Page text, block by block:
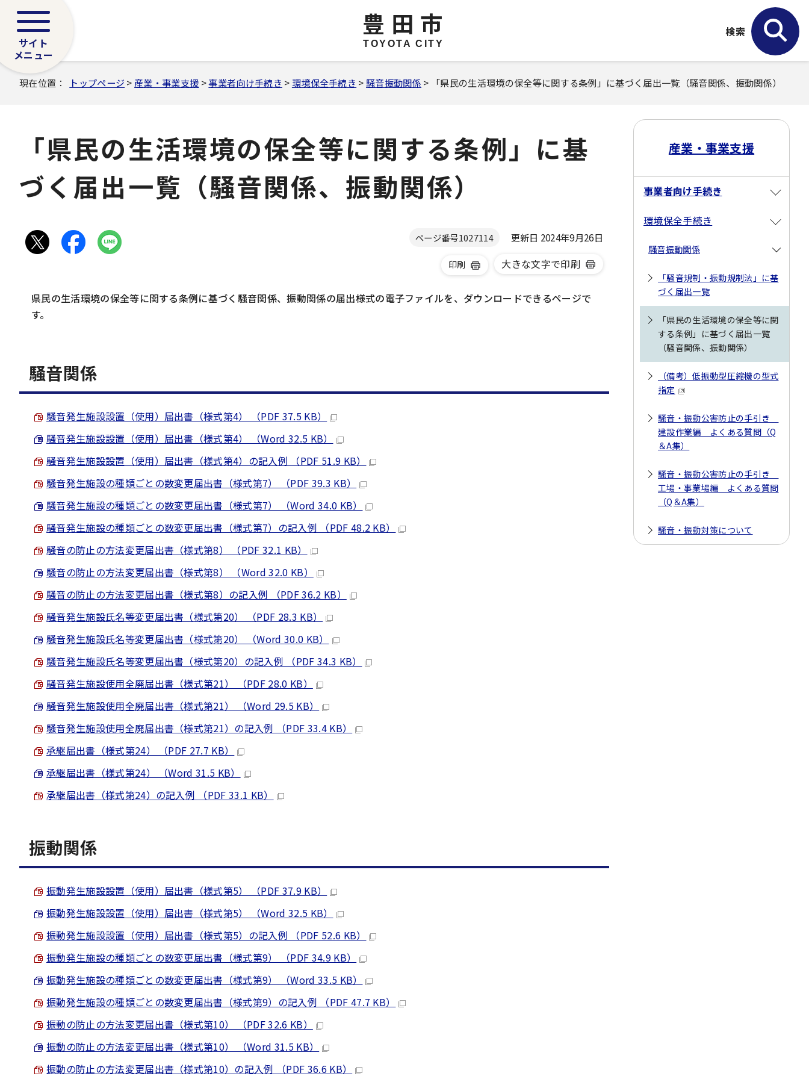
豊田市
TOYOTA CITY
サイト
メニュー
検索
現在位置： トップページ > 産業・事業支援 >事業者向け手続き > 環境保全手続き > 騒音振動関係 > 「県民の生活環境の保全等に関する条例」に基づく届出一覧（騒音関係、振動関係）
「県民の生活環境の保全等に関する条例」に基
づく届出一覧（騒音関係、振動関係）
ページ番号1027114 更新日 2024年9月26日
印刷 大きな文字で印刷
県民の生活環境の保全等に関する条例に基づく騒音関係、振動関係の届出様式の電子ファイルを、ダウンロードできるページで
す。
騒音関係
騒音発生施設設置（使用）届出書（様式第4） （PDF 37.5 KB）
騒音発生施設設置（使用）届出書（様式第4） （Word 32.5 KB）
騒音発生施設設置（使用）届出書（様式第4）の記入例 （PDF 51.9 KB）
騒音発生施設の種類ごとの数変更届出書（様式第7） （PDF 39.3 KB）
騒音発生施設の種類ごとの数変更届出書（様式第7） （Word 34.0 KB）
騒音発生施設の種類ごとの数変更届出書（様式第7）の記入例 （PDF 48.2 KB）
騒音の防止の方法変更届出書（様式第8） （PDF 32.1 KB）
騒音の防止の方法変更届出書（様式第8） （Word 32.0 KB）
騒音の防止の方法変更届出書（様式第8）の記入例 （PDF 36.2 KB）
騒音発生施設氏名等変更届出書（様式第20） （PDF 28.3 KB）
騒音発生施設氏名等変更届出書（様式第20） （Word 30.0 KB）
騒音発生施設氏名等変更届出書（様式第20）の記入例 （PDF 34.3 KB）
騒音発生施設使用全廃届出書（様式第21） （PDF 28.0 KB）
騒音発生施設使用全廃届出書（様式第21） （Word 29.5 KB）
騒音発生施設使用全廃届出書（様式第21）の記入例 （PDF 33.4 KB）
承継届出書（様式第24） （PDF 27.7 KB）
承継届出書（様式第24） （Word 31.5 KB）
承継届出書（様式第24）の記入例 （PDF 33.1 KB）
振動関係
振動発生施設設置（使用）届出書（様式第5） （PDF 37.9 KB）
振動発生施設設置（使用）届出書（様式第5） （Word 32.5 KB）
振動発生施設設置（使用）届出書（様式第5）の記入例 （PDF 52.6 KB）
振動発生施設の種類ごとの数変更届出書（様式第9） （PDF 34.9 KB）
振動発生施設の種類ごとの数変更届出書（様式第9） （Word 33.5 KB）
振動発生施設の種類ごとの数変更届出書（様式第9）の記入例 （PDF 47.7 KB）
振動の防止の方法変更届出書（様式第10） （PDF 32.6 KB）
振動の防止の方法変更届出書（様式第10） （Word 31.5 KB）
振動の防止の方法変更届出書（様式第10）の記入例 （PDF 36.6 KB）
産業・事業支援
事業者向け手続き
環境保全手続き
騒音振動関係
「騒音規制・振動規制法」に基
づく届出一覧
「県民の生活環境の保全等に関
する条例」に基づく届出一覧
（騒音関係、振動関係）
（備考）低振動型圧縮機の型式
指定
騒音・振動公害防止の手引き
建設作業編 よくある質問（Q
＆A集）
騒音・振動公害防止の手引き
工場・事業場編 よくある質問
（Q＆A集）
騒音・振動対策について